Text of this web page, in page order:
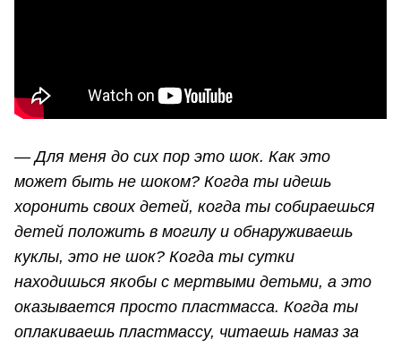
— Для меня до сих пор это шок. Как это
может быть не шоком? Когда ты идешь
хоронить своих детей, когда ты собираешься
детей положить в могилу и обнаруживаешь
куклы, это не шок? Когда ты сутки
находишься якобы с мертвыми детьми, а это
оказывается просто пластмасса. Когда ты
оплакиваешь пластмассу, читаешь намаз за